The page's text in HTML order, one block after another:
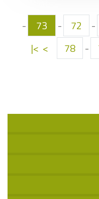
-
72
-
73
-
-
78
>
>|